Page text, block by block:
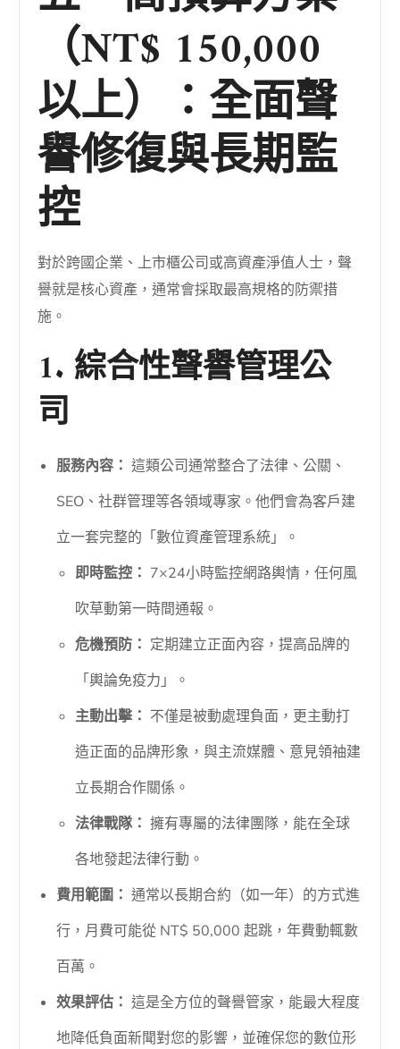
（NT$ 150,000
以上）：全面聲
譽修復與長期監
控
對於跨國企業、上市櫃公司或高資產淨值人士，聲
譽就是核心資產，通常會採取最高規格的防禦措
施。
1. 綜合性聲譽管理公
司
服務內容： 這類公司通常整合了法律、公關、
SEO、社群管理等各領域專家。他們會為客戶建
立一套完整的「數位資產管理系統」。
即時監控： 7×24小時監控網路輿情，任何風
吹草動第一時間通報。
危機預防： 定期建立正面內容，提高品牌的
「輿論免疫力」。
主動出擊： 不僅是被動處理負面，更主動打
造正面的品牌形象，與主流媒體、意見領袖建
立長期合作關係。
法律戰隊： 擁有專屬的法律團隊，能在全球
各地發起法律行動。
費用範圍： 通常以長期合約（如一年）的方式進
行，月費可能從 NT$ 50,000 起跳，年費動輒數
百萬。
效果評估： 這是全方位的聲譽管家，能最大程度
地降低負面新聞對您的影響，並確保您的數位形